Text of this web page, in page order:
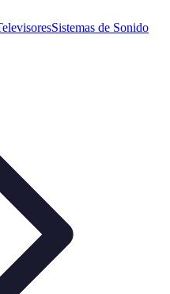
Sistemas de Sonido